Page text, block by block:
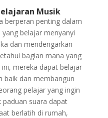
Musik
berperan penting dalam
belajar menyanyi
dan mendengarkan
bagian mana yang
mereka dapat belajar
baik dan membangun
pelajar yang ingin
suara dapat
berlatih di rumah,